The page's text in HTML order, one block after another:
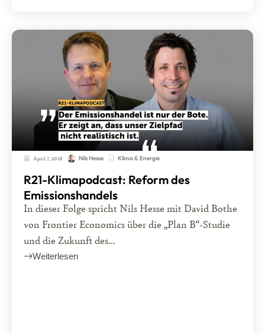
April 7, 2026 Nils Hesse Klima & Energie
R21-Klimapodcast: Reform des
Emissionshandels
In dieser Folge spricht Nils Hesse mit David Bothe
von Frontier Economics über die „Plan B“-Studie
und die Zukunft des...
Weiterlesen